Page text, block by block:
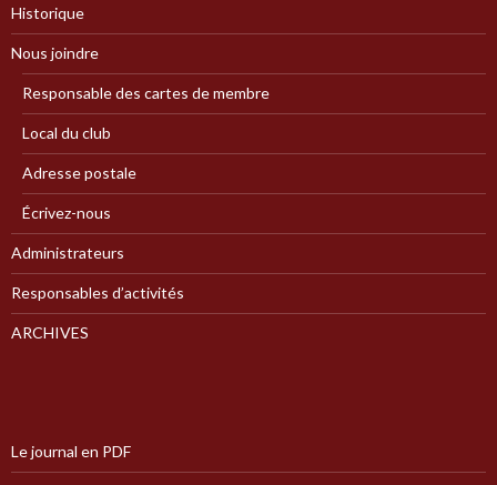
Historique
Nous joindre
Responsable des cartes de membre
Local du club
Adresse postale
Écrivez-nous
Administrateurs
Responsables d’activités
ARCHIVES
Le journal en PDF